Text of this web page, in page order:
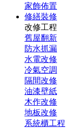
家飾佈置
修繕裝修
改修工程
舊屋翻新
防水抓漏
水電改修
冷氣空調
隔間改修
油漆壁紙
木作改修
地板改修
系統櫃工程